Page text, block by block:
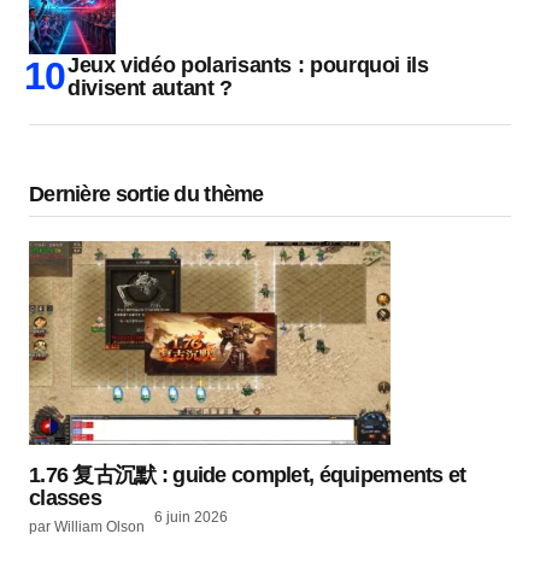
Jeux vidéo polarisants : pourquoi ils
divisent autant ?
Dernière sortie du thème
1.76 复古沉默 : guide complet, équipements et
classes
par William Olson
6 juin 2026